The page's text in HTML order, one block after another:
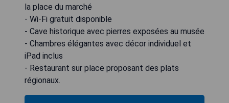
la place du marché
- Wi-Fi gratuit disponible
- Cave historique avec pierres exposées au musée
- Chambres élégantes avec décor individuel et
iPad inclus
- Restaurant sur place proposant des plats
régionaux.